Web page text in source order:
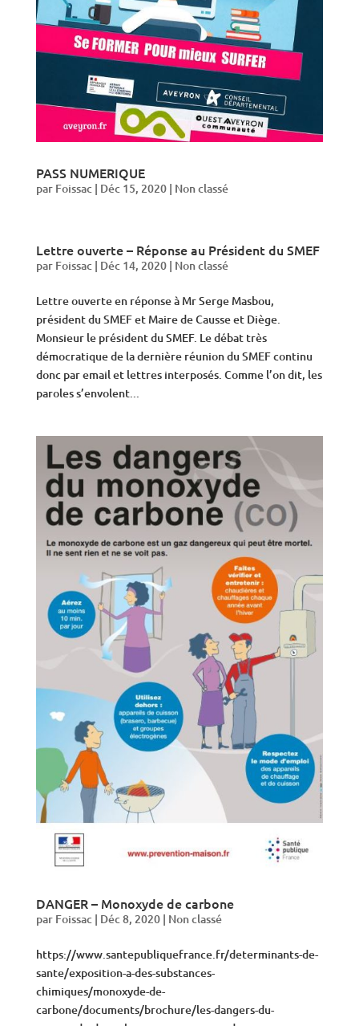
PASS NUMERIQUE
par Foissac| Déc 15, 2020| Non classé
Lettre ouverte – Réponse au Président du SMEF
par Foissac| Déc 14, 2020| Non classé
Lettre ouverte en réponse à Mr Serge Masbou,
président du SMEF et Maire de Causse et Diège.
Monsieur le président du SMEF. Le débat très
démocratique de la dernière réunion du SMEF continu
donc par email et lettres interposés. Comme l’on dit, les
paroles s’envolent...
DANGER – Monoxyde de carbone
par Foissac| Déc 8, 2020| Non classé
https://www.santepubliquefrance.fr/determinants-de-
sante/exposition-a-des-substances-
chimiques/monoxyde-de-
carbone/documents/brochure/les-dangers-du-